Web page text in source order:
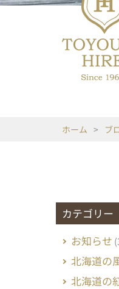
ホーム > ブ
カテゴリー
お知らせ
北海道の
北海道の